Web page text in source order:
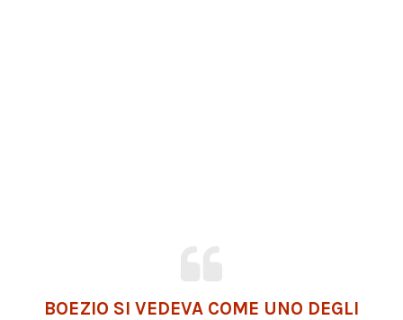
BOEZIO SI VEDEVA COME UNO DEGLI